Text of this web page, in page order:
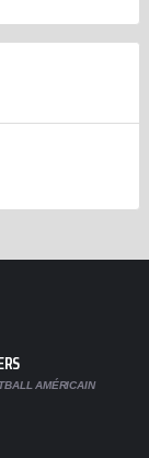
AMÉRICAIN